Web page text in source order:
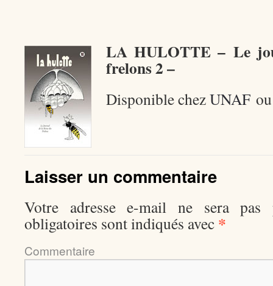
LA HULOTTE – Le
frelons 2 –
Disponible chezUNAF
Laisser un commentaire
Votre adresse e-mail ne sera pas
obligatoires sont indiqués avec *